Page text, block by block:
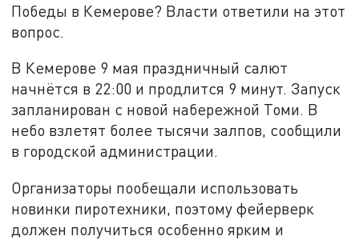
Победы в Кемерове? Власти ответили на этот
вопрос.
В Кемерове 9 мая праздничный салют
начнётся в 22:00 и продлится 9 минут. Запуск
запланирован с новой набережной Томи. В
небо взлетят более тысячи залпов, сообщили
в городской администрации.
Организаторы пообещали использовать
новинки пиротехники, поэтому фейерверк
должен получиться особенно ярким и